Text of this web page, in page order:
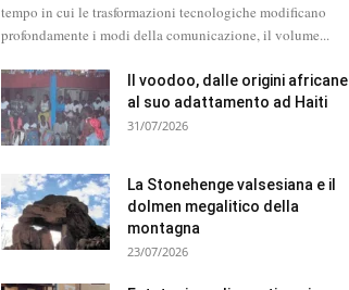
tempo in cui le trasformazioni tecnologiche modificano
profondamente i modi della comunicazione, il volume...
Il voodoo, dalle origini africane
al suo adattamento ad Haiti
31/07/2026
La Stonehenge valsesiana e il
dolmen megalitico della
montagna
23/07/2026